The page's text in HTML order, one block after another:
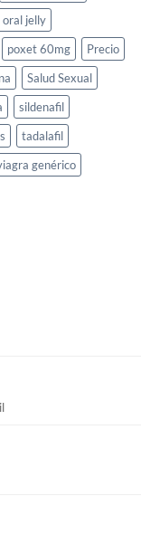
oral jelly
poxet 60mg
Precio
Salud Sexual
sildenafil
tadalafil
genérico